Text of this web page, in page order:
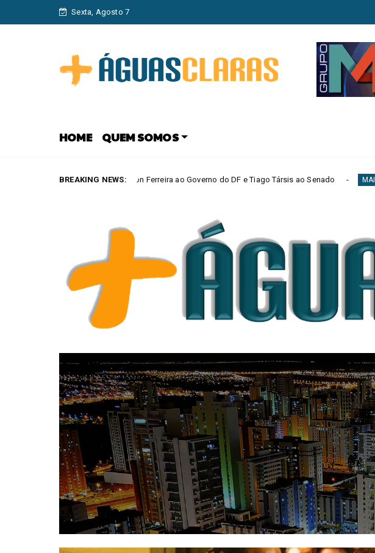
Sexta, Agosto 7
HOME QUEM SOMOS
BREAKING NEWS:
Agir lança Elisson Ferreira ao Governo do DF e Tiago Társis ao Senado MAIS AGUAS CLARAS